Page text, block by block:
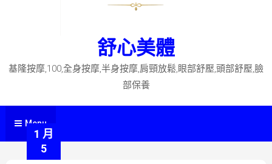
舒心美體
基隆按摩,100,全身按摩,半身按摩,肩頸放鬆,眼部舒壓,頭部舒壓,臉
部保養
Menu
1 月
5